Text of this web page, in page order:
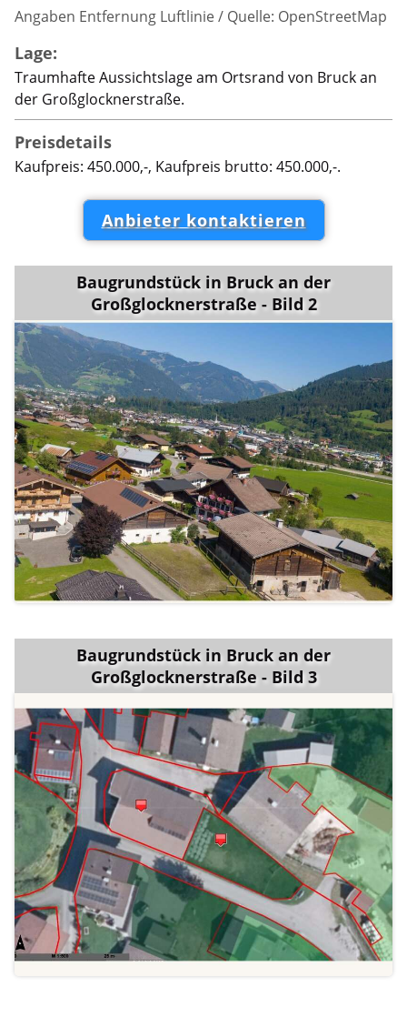
Angaben Entfernung Luftlinie / Quelle: OpenStreetMap
Lage:
Traumhafte Aussichtslage am Ortsrand von Bruck an
der Großglocknerstraße.
Preisdetails
Kaufpreis: 450.000,-, Kaufpreis brutto: 450.000,-.
Anbieter kontaktieren
Baugrundstück in Bruck an der
Großglocknerstraße - Bild 2
Baugrundstück in Bruck an der
Großglocknerstraße - Bild 3